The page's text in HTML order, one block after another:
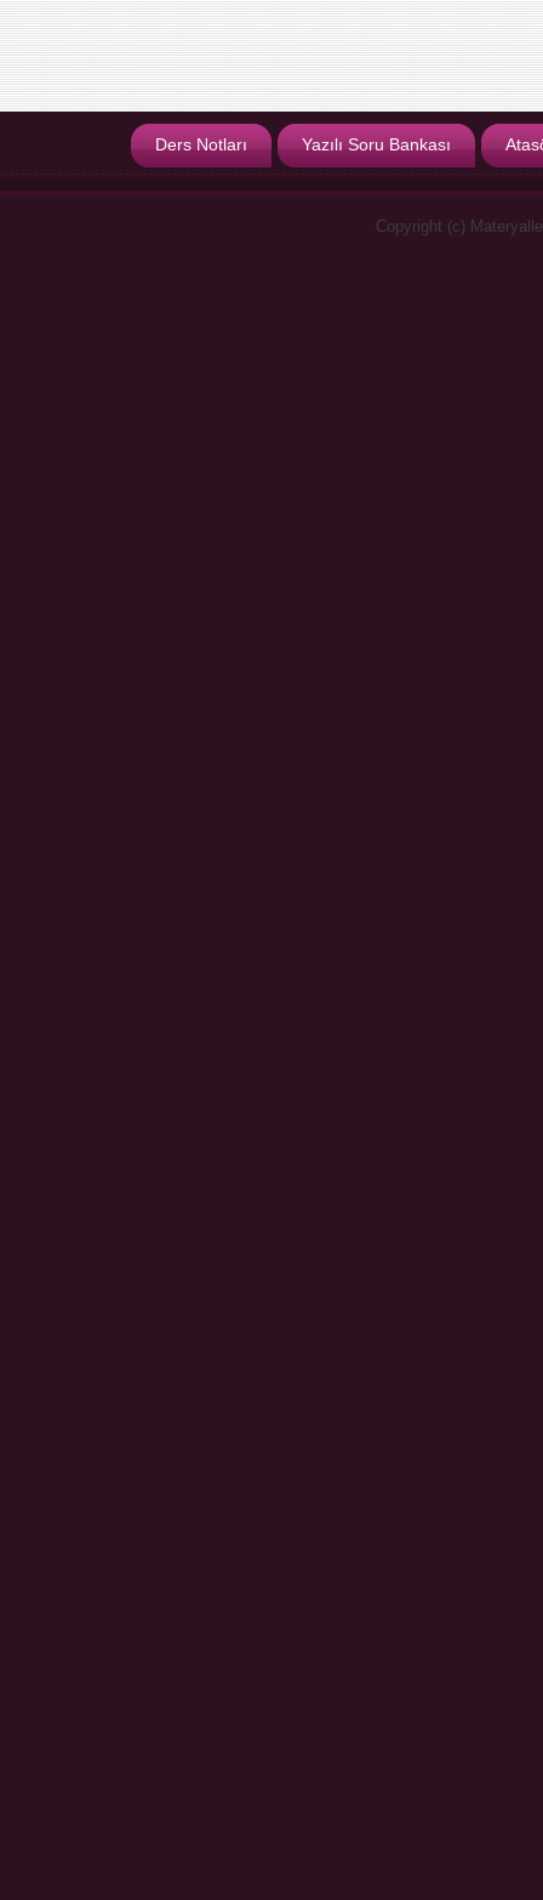
Ders Notları Yazılı Soru Bankası
Copyright (c)